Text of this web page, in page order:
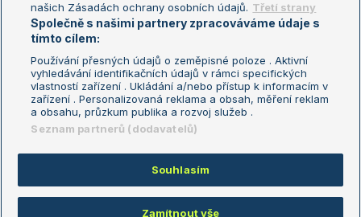
LS Prague Open
Podmínky užití
Nastavení soukromí
GDPR a žurnalistika
Reklama
Kontakt
Informace o zpracování osobních
údajů
Copyright © 2008-2026 TenisPortal.cz. Využíváme zpravodajství ČTK.
našich Zásadách ochrany osobních údajů. Třetí strany
Společně s našimi partnery zpracováváme údaje s
tímto cílem:
Používání přesných údajů o zeměpisné poloze . Aktivní
vyhledávání identifikačních údajů v rámci specifických
vlastností zařízení . Ukládání a/nebo přístup k informacím v
zařízení . Personalizovaná reklama a obsah, měření reklam
a obsahu, průzkum publika a rozvoj služeb .
Seznam partnerů (dodavatelů)
Souhlasím
Zamítnout vše